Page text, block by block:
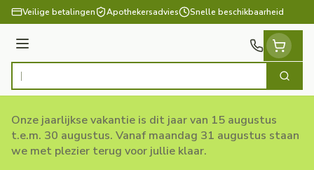
Ga naar de inhoud
Veilige betalingen Apothekersadvies Snelle beschikbaarheid
Menu
Product, merk, categorie... Zoek
Onze jaarlijkse vakantie is dit jaar van 15 augustus
t.e.m. 30 augustus. Vanaf maandag 31 augustus staan
we met plezier terug voor jullie klaar.